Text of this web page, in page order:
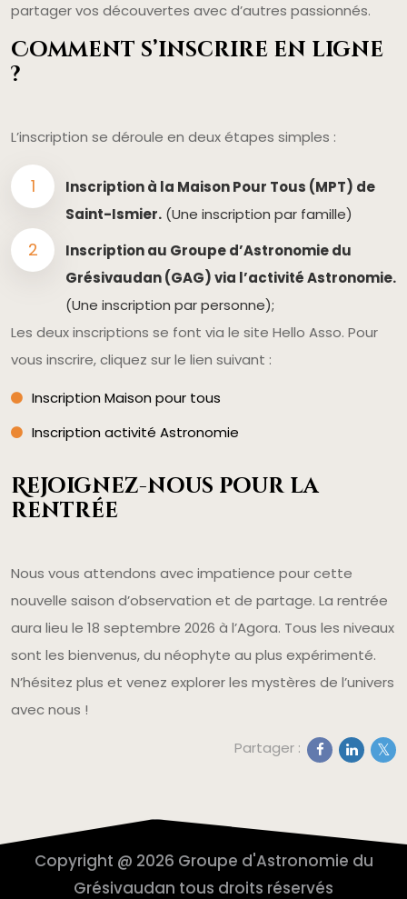
partager vos découvertes avec d’autres passionnés.
Comment s’inscrire en ligne
?
L’inscription se déroule en deux étapes simples :
Inscription à la Maison Pour Tous (MPT) de
Saint-Ismier. (Une inscription par famille)
Inscription au Groupe d’Astronomie du
Grésivaudan (GAG) via l’activité Astronomie.
(Une inscription par personne);
Les deux inscriptions se font via le site Hello Asso. Pour
vous inscrire, cliquez sur le lien suivant :
Inscription Maison pour tous
Inscription activité Astronomie
Rejoignez-nous pour la
rentrée
Nous vous attendons avec impatience pour cette
nouvelle saison d’observation et de partage. La rentrée
aura lieu le 18 septembre 2026 à l’Agora. Tous les niveaux
sont les bienvenus, du néophyte au plus expérimenté.
N’hésitez plus et venez explorer les mystères de l’univers
avec nous !
Partager :
Copyright @ 2026 Groupe d'Astronomie du
Grésivaudan tous droits réservés